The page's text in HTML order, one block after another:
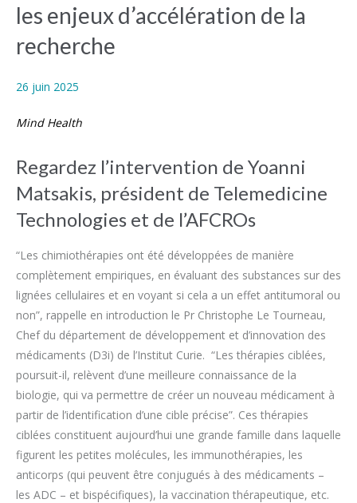
les enjeux d’accélération de la
recherche
26 juin 2025
Mind Health
Regardez l’intervention de Yoanni
Matsakis, président de Telemedicine
Technologies et de l’AFCROs
“Les chimiothérapies ont été développées de manière
complètement empiriques, en évaluant des substances sur des
lignées cellulaires et en voyant si cela a un effet antitumoral ou
non”, rappelle en introduction le Pr Christophe Le Tourneau,
Chef du département de développement et d’innovation des
médicaments (D3i) de l’Institut Curie. “Les thérapies ciblées,
poursuit-il, relèvent d’une meilleure connaissance de la
biologie, qui va permettre de créer un nouveau médicament à
partir de l’identification d’une cible précise”. Ces thérapies
ciblées constituent aujourd’hui une grande famille dans laquelle
figurent les petites molécules, les immunothérapies, les
anticorps (qui peuvent être conjugués à des médicaments –
les ADC – et bispécifiques), la vaccination thérapeutique, etc.